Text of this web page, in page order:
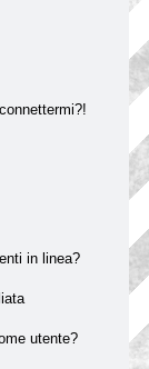
in linea?
utente?